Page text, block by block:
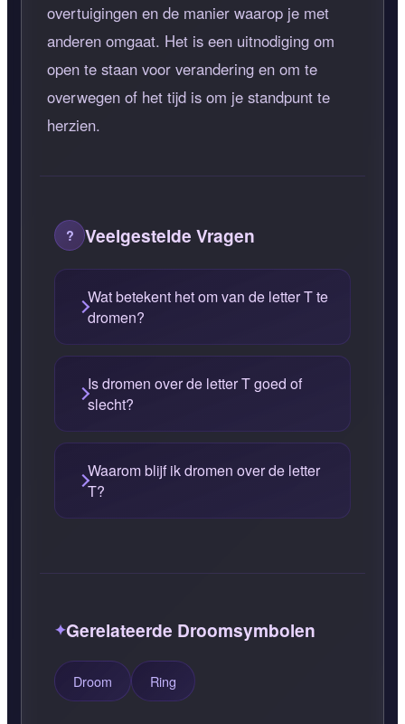
overtuigingen en de manier waarop je met
anderen omgaat. Het is een uitnodiging om
open te staan voor verandering en om te
overwegen of het tijd is om je standpunt te
herzien.
Veelgestelde Vragen
Wat betekent het om van de letter T te
dromen?
Is dromen over de letter T goed of
slecht?
Waarom blijf ik dromen over de letter
T?
Gerelateerde Droomsymbolen
Droom Ring